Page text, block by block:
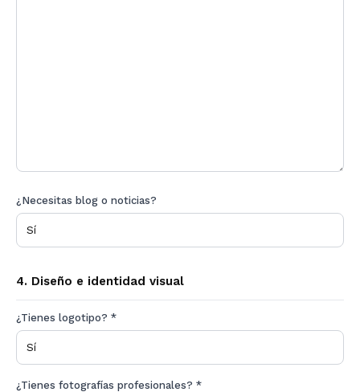
¿Necesitas blog o noticias?
4. Diseño e identidad visual
¿Tienes logotipo? *
¿Tienes fotografías profesionales? *